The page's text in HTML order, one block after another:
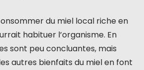
du miel local riche en
habituer l’organisme. En
sont peu concluantes, mais
autres bienfaits du miel en font